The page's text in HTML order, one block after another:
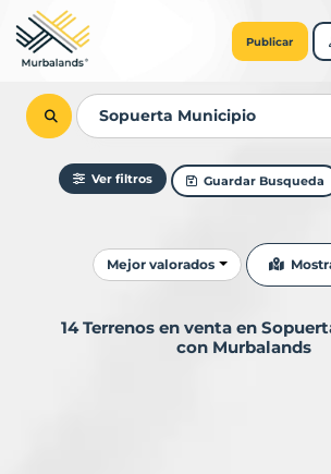
Publicar
Ver filtros Guardar Busqueda
Ordenar resultados
Mejor valorados
14 Terrenos en venta en
con Murbalands